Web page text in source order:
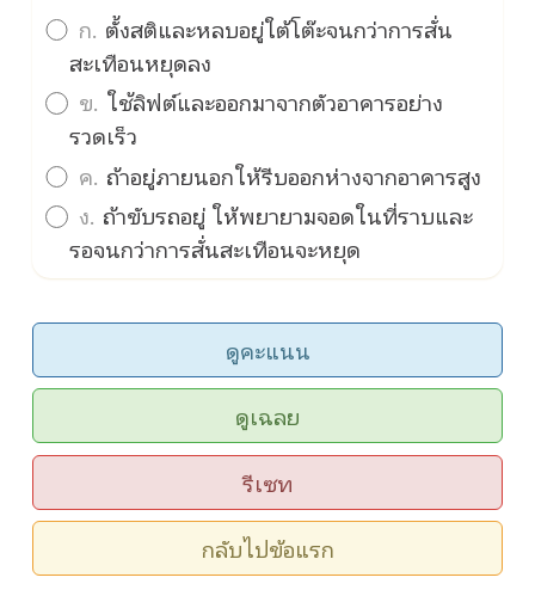
ก. ตั้งสติและหลบอยู่ใต้โต๊ะจนกว่าการสั่น
สะเทือนหยุดลง
ข. ใช้ลิฟต์และออกมาจากตัวอาคารอย่าง
รวดเร็ว
ค. ถ้าอยู่ภายนอกให้รีบออกห่างจากอาคารสูง
ง. ถ้าขับรถอยู่ ให้พยายามจอดในที่ราบและ
รอจนกว่าการสั่นสะเทือนจะหยุด
ดูคะแนน
ดูเฉลย
รีเซท
กลับไปข้อแรก